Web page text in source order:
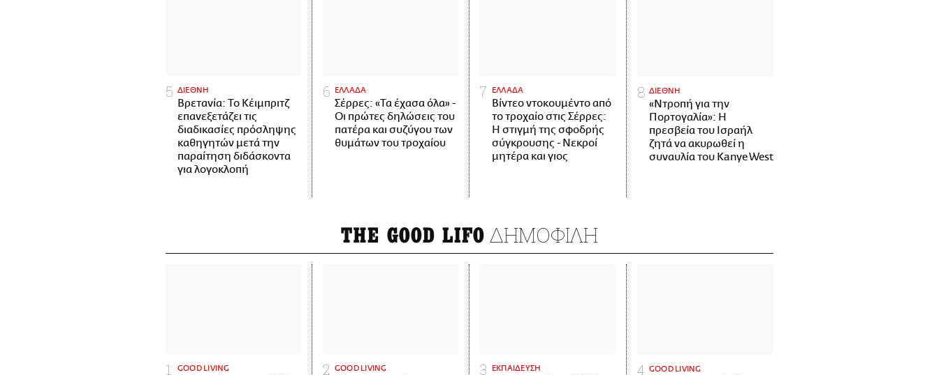
ΔΙΕΘΝΗ
Βρετανία: Το Κέιμπριτζ
επανεξετάζει τις
διαδικασίες πρόσληψης
καθηγητών μετά την
παραίτηση διδάσκοντα
για λογοκλοπή
ΕΛΛΑΔΑ
Σέρρες: «Τα έχασα όλα» -
Οι πρώτες δηλώσεις του
πατέρα και συζύγου των
θυμάτων του τροχαίου
ΕΛΛΑΔΑ
Βίντεο ντοκουμέντο από
το τροχαίο στις Σέρρες:
Η στιγμή της σφοδρής
σύγκρουσης - Νεκροί
μητέρα και γιος
ΔΙΕΘΝΗ
«Ντροπή για την
Πορτογαλία»: Η
πρεσβεία του Ισραήλ
ζητά να ακυρωθεί η
συναυλία του Kanye West
THE GOOD LIFO ΔΗΜΟΦΙΛΗ
GOOD LIVING GOOD LIVING ΕΚΠΑΙΔΕΥΣΗ GOOD LIVING